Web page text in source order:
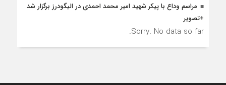
مراسم وداع با پیکر شهید امیر محمد احمدی در الیگودرز برگزار شد
+تصویر
Sorry. No data so far.